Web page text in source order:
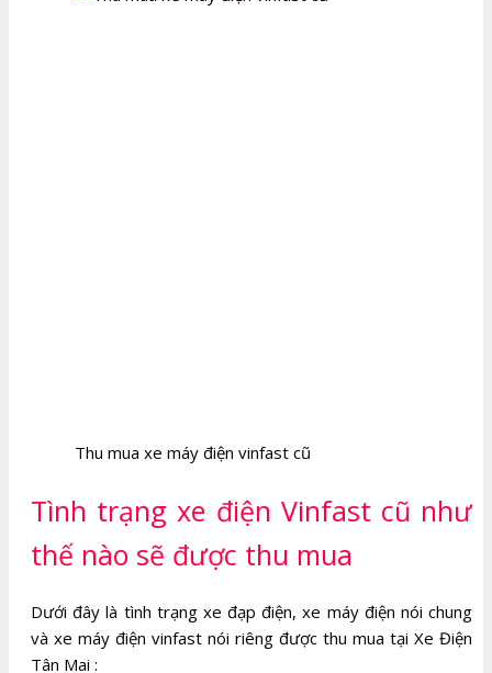
Thu mua xe máy điện vinfast cũ
Tình trạng xe điện Vinfast cũ như
thế nào sẽ được thu mua
Dưới đây là tình trạng xe đạp điện, xe máy điện nói chung
và xe máy điện vinfast nói riêng được thu mua tại Xe Điện
Tân Mai :